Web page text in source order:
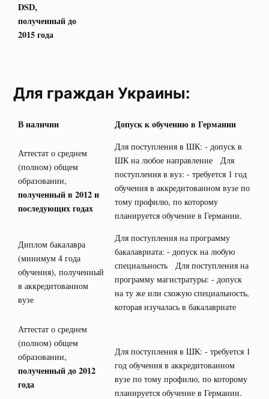
DSD,
полученный до
2015 года
Для граждан Украины:
В наличии Допуск к обучению в Германии
Аттестат о среднем
(полном) общем
образовании,
полученный в 2012 и
последующих годах
Для поступления в ШК: - допуск в
ШК на любое направление Для
поступления в вуз: - требуется 1 год
обучения в аккредитованном вузе по
тому профилю, по которому
планируется обучение в Германии.
Диплом бакалавра
(минимум 4 года
обучения), полученный
в аккредитованном
вузе
Для поступления на программу
бакалавриата: - допуск на любую
специальность Для поступления на
программу магистратуры: - допуск
на ту же или схожую специальность,
которая изучалась в бакалавриате
Аттестат о среднем
(полном) общем
образовании,
полученный до 2012
года
Для поступления в ШК: - требуется 1
год обучения в аккредитованном
вузе по тому профилю, по которому
планируется обучение в Германии.